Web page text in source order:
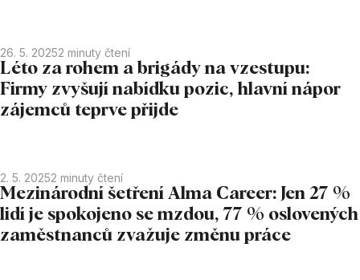
26. 5. 20252 minuty čtení
Léto za rohem a brigády na vzestupu:
Firmy zvyšují nabídku pozic, hlavní nápor
zájemců teprve přijde
2. 5. 20252 minuty čtení
Mezinárodní šetření Alma Career: Jen 27 %
lidí je spokojeno se mzdou, 77 % oslovených
zaměstnanců zvažuje změnu práce